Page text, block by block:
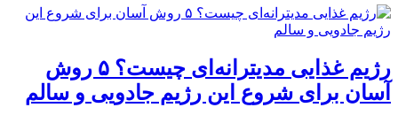
رژیم غذایی مدیترانه‌ای چیست؟ ۵ روش
آسان برای شروع این رژیم جادویی و سالم